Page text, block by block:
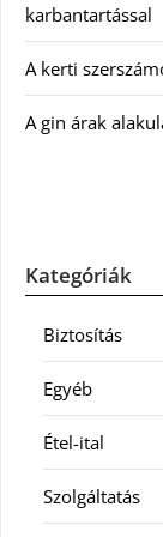
karbantartással
A kerti
A gin árak
Kategóriák
Biztosítás
Egyéb
Étel-ital
Szolgáltatás